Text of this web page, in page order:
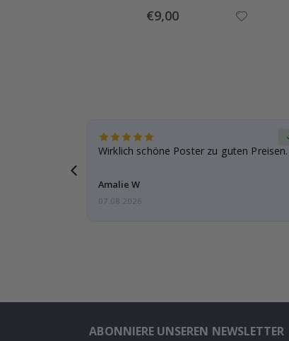
Special
Price
€9,00
Wirklich schöne Poster zu guten Preisen.
Amalie W
07.08.2026
ABONNIERE UNSEREN NEWSLETTER